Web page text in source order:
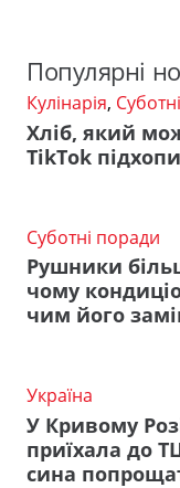
Популярні
Кулінарія,
Хліб, який
TikTok
Суботні поради
Рушники
чому
чим його
Україна
У Кривому
приїхала до
сина